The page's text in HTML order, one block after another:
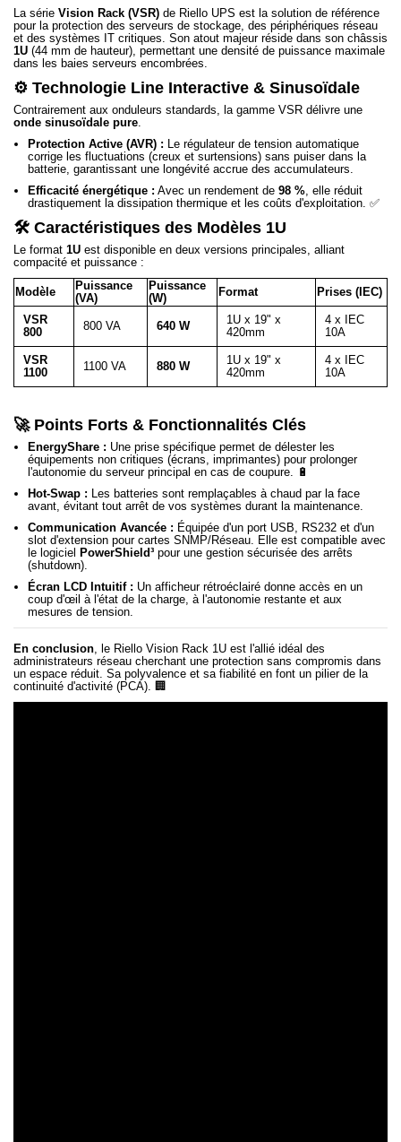
La série Vision Rack (VSR) de Riello UPS est la solution de référence
pour la protection des serveurs de stockage, des périphériques réseau
et des systèmes IT critiques. Son atout majeur réside dans son châssis
1U (44 mm de hauteur), permettant une densité de puissance maximale
dans les baies serveurs encombrées.
⚙️ Technologie Line Interactive & Sinusoïdale
Contrairement aux onduleurs standards, la gamme VSR délivre une
onde sinusoïdale pure
Protection Active (AVR) : Le régulateur de tension automatique
corrige les fluctuations (creux et surtensions) sans puiser dans la
batterie, garantissant une longévité accrue des accumulateurs.
Efficacité énergétique : Avec un rendement de 98 % , elle réduit
drastiquement la dissipation thermique et les coûts d'exploitation. ✅
🛠️ Caractéristiques des Modèles 1U
Le format 1U est disponible en deux versions principales, alliant
compacité et puissance :
Modèle
Puissance
(VA)
Puissance
(W)
Format Prises (IEC)
VSR
800
800 VA 640 W
1U x 19" x
420mm
4 x IEC
10A
VSR
1100
1100 VA 880 W
1U x 19" x
420mm
4 x IEC
10A
🚀 Points Forts & Fonctionnalités Clés
EnergyShare : Une prise spécifique permet de délester les
équipements non critiques (écrans, imprimantes) pour prolonger
l'autonomie du serveur principal en cas de coupure. 🔋
Hot-Swap : Les batteries sont remplaçables à chaud par la face
avant, évitant tout arrêt de vos systèmes durant la maintenance.
Communication Avancée : Équipée d'un port USB, RS232 et d'un
slot d'extension pour cartes SNMP/Réseau. Elle est compatible avec
le logiciel PowerShield³ pour une gestion sécurisée des arrêts
(shutdown).
Écran LCD Intuitif : Un afficheur rétroéclairé donne accès en un
coup d'œil à l'état de la charge, à l'autonomie restante et aux
mesures de tension.
En conclusion , le Riello Vision Rack 1U est l'allié idéal des
administrateurs réseau cherchant une protection sans compromis dans
un espace réduit. Sa polyvalence et sa fiabilité en font un pilier de la
continuité d'activité (PCA). 🏢